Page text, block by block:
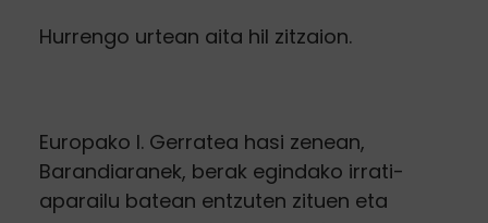
Hurrengo urtean aita hil zitzaion.
Europako I. Gerratea hasi zenean,
Barandiaranek, berak egindako irrati-
aparailu batean entzuten zituen eta